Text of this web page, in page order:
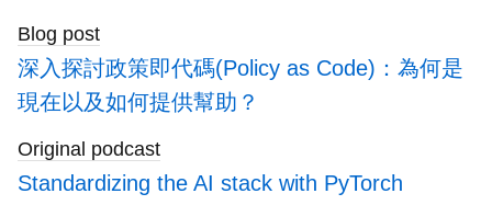
Blog post
深入探討政策即代碼(Policy as Code)：為何是
現在以及如何提供幫助？
Original podcast
Standardizing the AI stack with PyTorch